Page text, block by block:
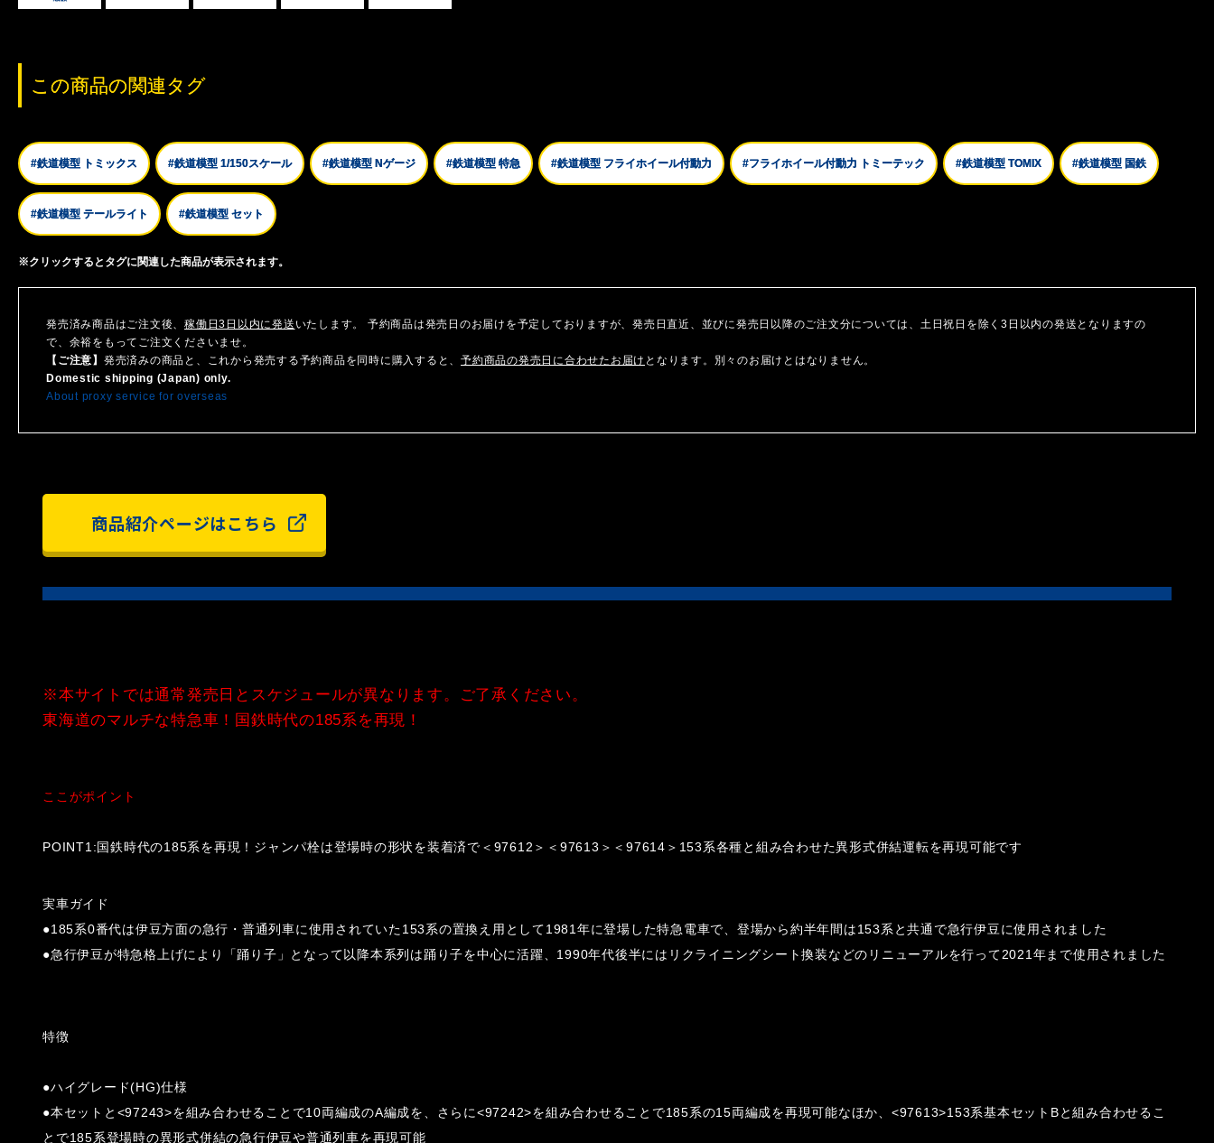
この商品の関連タグ
#鉄道模型 トミックス #鉄道模型 1/150スケール #鉄道模型 Nゲージ #鉄道模型 特急 #鉄道模型 フライホイール付動力 #フライホイール付動力 トミーテック #鉄道模型 TOMIX #鉄道模型 国鉄
#鉄道模型 テールライト #鉄道模型 セット
※クリックするとタグに関連した商品が表示されます。
発売済み商品はご注文後、 稼働日3日以内に発送 いたします。 予約商品は発売日のお届けを予定しておりますが、発売日直近、並びに発売日以降のご注文分については、土日祝日を除く3日以内の発送となりますの
で、余裕をもってご注文くださいませ。
【ご注意】 発売済みの商品と、これから発売する予約商品を同時に購入すると、 予約商品の発売日に合わせたお届け となります。別々のお届けとはなりません。
Domestic shipping (Japan) only.
About proxy service for overseas
商品紹介ページはこちら
※本サイトでは通常発売日とスケジュールが異なります。ご了承ください。
東海道のマルチな特急車！国鉄時代の185系を再現！
ここがポイント
POINT1:国鉄時代の185系を再現！ジャンパ栓は登場時の形状を装着済で＜97612＞＜97613＞＜97614＞153系各種と組み合わせた異形式併結運転を再現可能です
実車ガイド
●185系0番代は伊豆方面の急行・普通列車に使用されていた153系の置換え用として1981年に登場した特急電車で、登場から約半年間は153系と共通で急行伊豆に使用されました
●急行伊豆が特急格上げにより「踊り子」となって以降本系列は踊り子を中心に活躍、1990年代後半にはリクライニングシート換装などのリニューアルを行って2021年まで使用されました
特徴
●ハイグレード(HG)仕様
●本セットと<97243>を組み合わせることで10両編成のA編成を、さらに<97242>を組み合わせることで185系の15両編成を再現可能なほか、<97613>153系基本セットBと組み合わせるこ
とで185系登場時の異形式併結の急行伊豆や普通列車を再現可能